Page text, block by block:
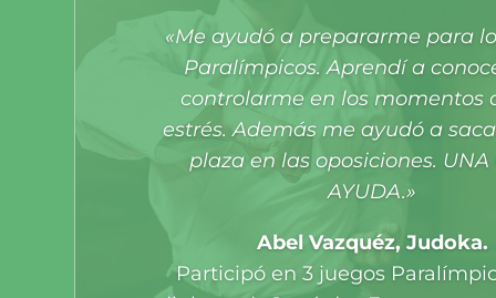
«Me ayudó a prepararme para
Paralímpicos. Aprendí a
controlarme en los momentos
estrés. Además me ayudó a
plaza en las oposiciones. UNA
AYUDA.»
Abel Vazquéz, Judoka.
Participó en 3 juegos